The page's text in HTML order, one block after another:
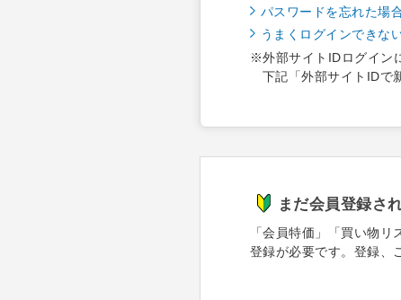
パスワードを忘れた場
うまくログインできな
※外部サイトIDログイン
下記「外部サイトIDで
まだ会員登録さ
「会員特価」「買い物
登録が必要です。登録、